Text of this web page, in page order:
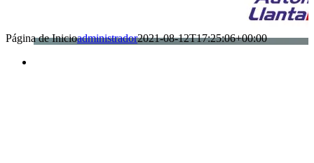
Página de Inicioadministrador2021-08-12T17:25:06+00:00